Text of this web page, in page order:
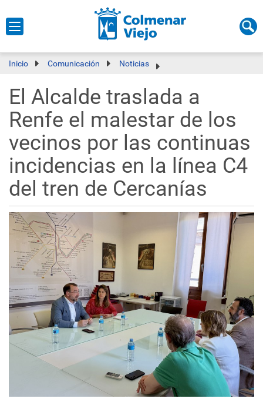
Inicio Comunicación Noticias
El Alcalde traslada a
Renfe el malestar de los
vecinos por las continuas
incidencias en la línea C4
del tren de Cercanías